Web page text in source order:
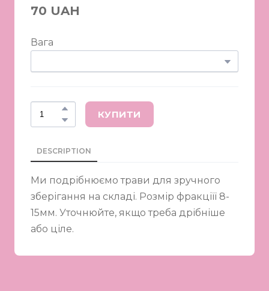
70 UAH
Вага
КУПИТИ
DESCRIPTION
Ми подрібнюємо трави для зручного
зберігання на складі. Розмір фракціїї 8-
15мм. Уточнюйте, якщо треба дрібніше
або ціле.